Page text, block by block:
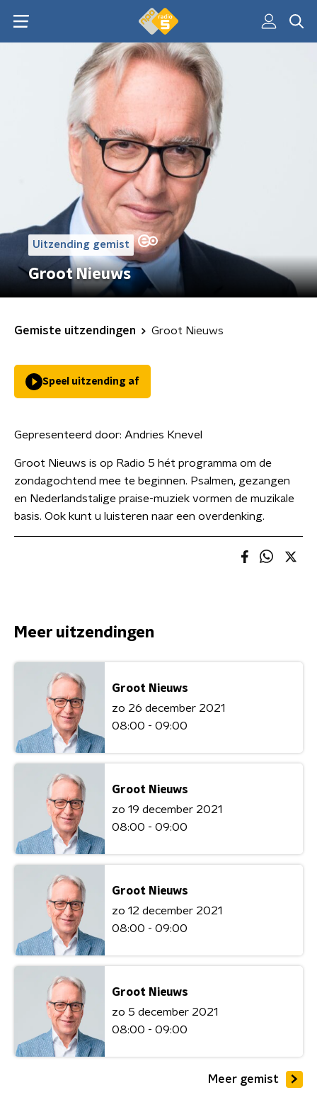
Uitzending gemist
Groot Nieuws
Gemiste uitzendingen Groot Nieuws
Speel uitzending af
Gepresenteerd door: Andries Knevel
Groot Nieuws is op Radio 5 hét programma om de
zondagochtend mee te beginnen. Psalmen, gezangen
en Nederlandstalige praise-muziek vormen de muzikale
basis. Ook kunt u luisteren naar een overdenking.
Meer uitzendingen
Groot Nieuws
zo 26 december 2021
08:00 - 09:00
Groot Nieuws
zo 19 december 2021
08:00 - 09:00
Groot Nieuws
zo 12 december 2021
08:00 - 09:00
Groot Nieuws
zo 5 december 2021
08:00 - 09:00
Meer gemist